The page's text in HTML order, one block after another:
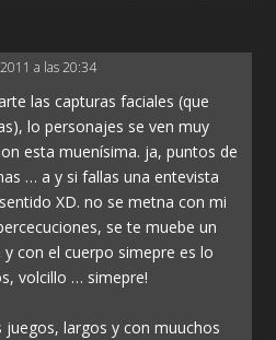
a las 20:34
las capturas faciales (que
lo personajes se ven muy
esta muenísima. ja, puntos de
… a y si fallas una entevista
XD. no se metna con mi
se te muebe un
y con el cuerpo simepre es lo
volcillo … simepre!
juegos, largos y con muuchos